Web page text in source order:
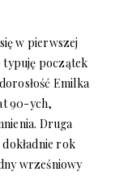
w pierwszej
typuję początek
Emilka
90-ych,
Druga
rok
wrześniowy